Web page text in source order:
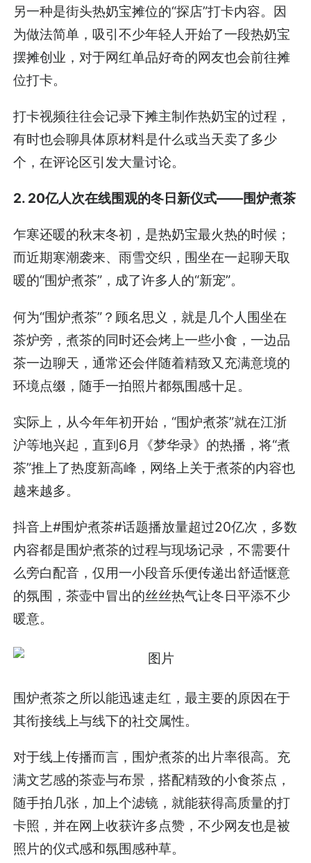
另一种是街头热奶宝摊位的“探店”打卡内容。因
为做法简单，吸引不少年轻人开始了一段热奶宝
摆摊创业，对于网红单品好奇的网友也会前往摊
位打卡。
打卡视频往往会记录下摊主制作热奶宝的过程，
有时也会聊具体原材料是什么或当天卖了多少
个，在评论区引发大量讨论。
2. 20亿人次在线围观的冬日新仪式——围炉煮茶
乍寒还暖的秋末冬初，是热奶宝最火热的时候；
而近期寒潮袭来、雨雪交织，围坐在一起聊天取
暖的“围炉煮茶”，成了许多人的“新宠”。
何为“围炉煮茶”？顾名思义，就是几个人围坐在
茶炉旁，煮茶的同时还会烤上一些小食，一边品
茶一边聊天，通常还会伴随着精致又充满意境的
环境点缀，随手一拍照片都氛围感十足。
实际上，从今年年初开始，“围炉煮茶”就在江浙
沪等地兴起，直到6月《梦华录》的热播，将“煮
茶”推上了热度新高峰，网络上关于煮茶的内容也
越来越多。
抖音上#围炉煮茶#话题播放量超过20亿次，多数
内容都是围炉煮茶的过程与现场记录，不需要什
么旁白配音，仅用一小段音乐便传递出舒适惬意
的氛围，茶壶中冒出的丝丝热气让冬日平添不少
暖意。
围炉煮茶之所以能迅速走红，最主要的原因在于
其衔接线上与线下的社交属性。
对于线上传播而言，围炉煮茶的出片率很高。充
满文艺感的茶壶与布景，搭配精致的小食茶点，
随手拍几张，加上个滤镜，就能获得高质量的打
卡照，并在网上收获许多点赞，不少网友也是被
照片的仪式感和氛围感种草。